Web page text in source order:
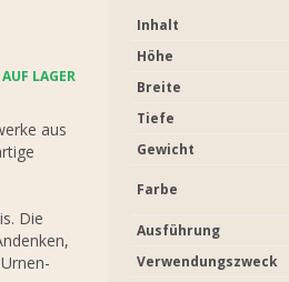
LAGER
aus
Die
Inhalt
Höhe
Breite
Tiefe
Gewicht
Farbe
Ausführung
Verwendungszweck